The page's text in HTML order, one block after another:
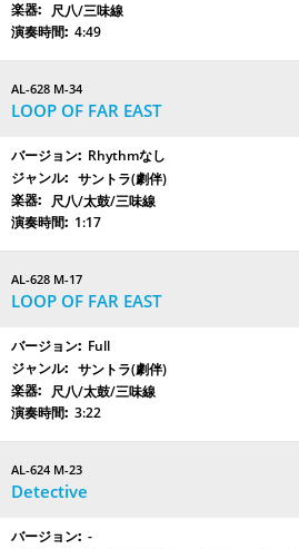
尺八/三味線
4:49
AL-628 M-34
LOOP OF FAR EAST
Rhythmなし
サントラ(劇伴)
尺八/太鼓/三味線
1:17
AL-628 M-17
LOOP OF FAR EAST
Full
サントラ(劇伴)
尺八/太鼓/三味線
3:22
AL-624 M-23
Detective
-